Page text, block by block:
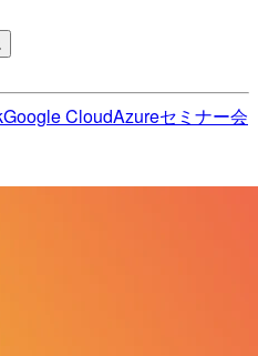
Google CloudAzureセミナー会